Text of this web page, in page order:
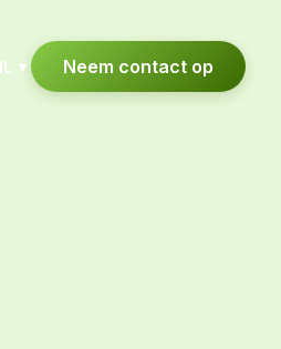
▾ Neem contact op